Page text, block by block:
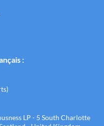
:
LP - 5 South Charlotte